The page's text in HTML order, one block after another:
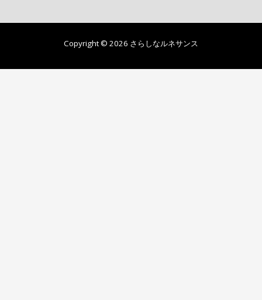
Copyright © 2026 さらしなルネサンス